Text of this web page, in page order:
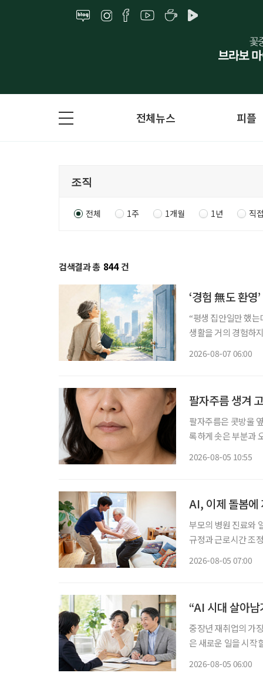
전체뉴스 피플
전체 1주 1개월 1년 직
검색결과 총 844 건
‘경험 無도 환영
“평생 집안일만 했
생활을 거의 경험하
2026-08-07 06:00
팔자주름 생겨
팔자주름은 콧방울
록하게 솟은 부분과
2026-08-05 10:55
AI, 이제 돌봄에
부모의 병원 진료와
규정과 근로시간 조
2026-08-05 07:00
“AI 시대 살아
중장년 재취업의 가
은 새로운 일을 시작
2026-08-05 06:00